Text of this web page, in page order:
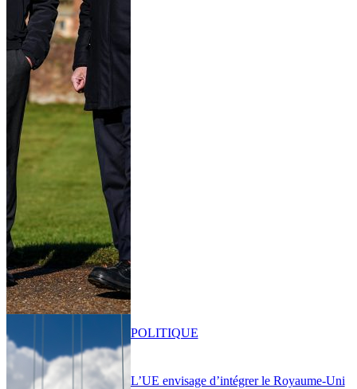
L’UE envisage d’intégrer le Royaume-Uni
POLITIQUE